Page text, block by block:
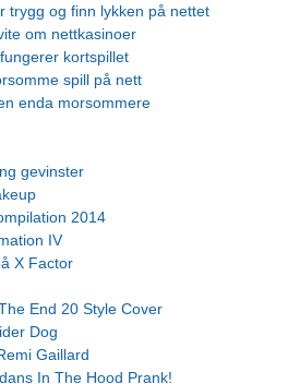
trygg og finn lykken på nettet
om nettkasinoer
kortspillet
spill på nett
enda morsommere
gevinster
2014
IV
X Factor
End 20 Style Cover
Dog
Gaillard
In The Hood Prank!